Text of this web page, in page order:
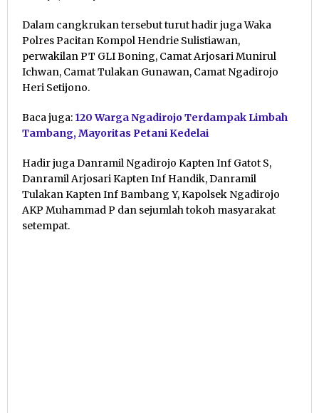
Dalam cangkrukan tersebut turut hadir juga Waka
Polres Pacitan Kompol Hendrie Sulistiawan,
perwakilan PT GLI Boning, Camat Arjosari Munirul
Ichwan, Camat Tulakan Gunawan, Camat Ngadirojo
Heri Setijono.
Baca juga: 120 Warga Ngadirojo Terdampak Limbah
Tambang, Mayoritas Petani Kedelai
Hadir juga Danramil Ngadirojo Kapten Inf Gatot S,
Danramil Arjosari Kapten Inf Handik, Danramil
Tulakan Kapten Inf Bambang Y, Kapolsek Ngadirojo
AKP Muhammad P dan sejumlah tokoh masyarakat
setempat.